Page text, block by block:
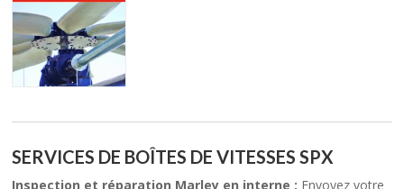
SERVICES DE BOÎTES DE VITESSES SPX
Inspection et réparation Marley en interne : Envoyez votre